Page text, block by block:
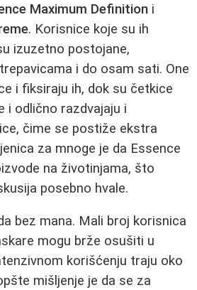
Maximum Definition i
. Korisnice koje su ih
izuzetno postojane,
i do osam sati. One
i fiksiraju ih, dok su četkice
i odlično razdvajaju i
čime se postiže ekstra
za mnoge je da Essence
na životinjama, što
posebno hvale.
bez mana. Mali broj korisnica
mogu brže osušiti u
korišćenju traju oko
mišljenje je da se za